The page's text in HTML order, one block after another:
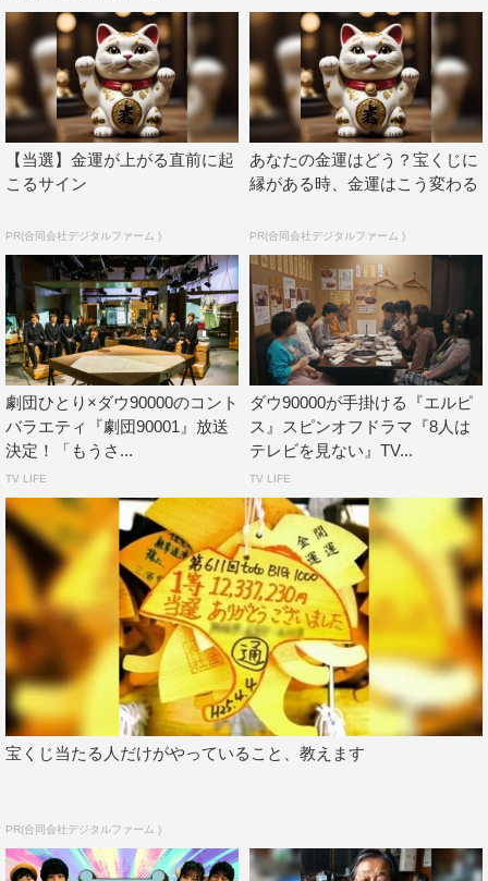
ラマのラストに注目だ。さらに、劇中歌には9月21日
（水）発売のEP「嗜好性」に収録された新曲「1989’s」
も使われている。
蓮見翔（ダウ90000）
◆番組のオファーを聞いた時の感想は？
ただいてから今日まであまり実感がありませんが、本当に
うれしかったです。映像は初めてなので不安もありました
が、自分が面白いと思うことを最大限表現できるように頑
張ろうと思って臨みました。
◆作品について
今回初めて映像の脚本を書かせていただけることになっ
て、舞台上で表現しづらい場所での話にしたいとまず思
い、“旅館の大浴場”での話になりました。旅行で訪れた大
浴場での人間の行動ってなかなか見ることができないもの
で、身近な人でも案外知らない一面が現れる可能性のある
場所だと思っていて、それをのぞき見できるわくわく感が
全体を通して伝わったらうれしいです。普段は若者8人で
やっているので、なかなかやりづらい家族というテーマが
軸になっているので、いつもと違う雰囲気も楽しんでいた
だけたらうれしいです。
◆収録を終えて
の皆さん、そして共演させていただいた勝村さんの優しさ
【当選】金運が上がる直前に起
こるサイン
PR(合同会社デジタルファーム )
あなたの金運はどう？宝くじに
縁がある時、金運はこう変わる
PR(合同会社デジタルファーム )
劇団ひとり×ダウ90000のコント
バラエティ『劇団90001』放送
決定！「もうさ...
TV LIFE
ダウ90000が手掛ける『エルピ
ス』スピンオフドラマ『8人は
テレビを見ない』TV...
TV LIFE
宝くじ当たる人だけがやっていること、教えます
PR(合同会社デジタルファーム )